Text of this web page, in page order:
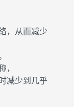
，从而减少
减少到几乎